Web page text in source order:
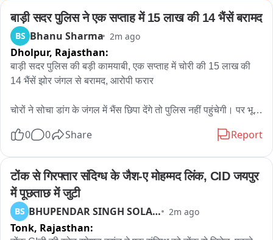
बाड़ी सदर पुलिस ने एक सप्ताह में 15 लाख की 14 भैंसें बरामद
BS Bhanu Sharma 2m ago
Dholpur, Rajasthan:
बाड़ी सदर पुलिस की बड़ी कामयाबी, एक सप्ताह में चोरी की 15 लाख की
14 भैंसें झोर जंगल से बरामद, आरोपी फरार
चोरों ने सोचा डांग के जंगल में भैंस छिपा देंगे तो पुलिस नहीं पहुंचेगी। पर भूल
भैंसें भी ढूंढ निकालीं।
बाड़ी। बाड़ी सदर थाना पुलिस ने मेहनत और मुस्तैदी से करीब एक सप्ताह
पहले हुई भैंस चोरी की सनसनीखेज वारदात का खुलासा कर दिया है। पुलिस
टीम ने झोर गांव के घने जंगल और दुर्गम डांग क्षेत्र में दबिश देकर 15 लाख
रुपये कीमत की 14 भैंसें सुरक्षित बरामद कर ली हैं। हालांकि घने जंगल और
अंधेरे का फायदा उठाकर आरोपी मौके से फरार होने में कामयाब रहे, जिनकी
0 0 Share Report
टोंक से गिरफ्तार संदिग्ध के जैश-ए मोहम्मद लिंक, CID जयपुर
में पूछताछ में जुटी
BS BHUPENDAR SINGH SOLANKI 2m ago
Tonk, Rajasthan: